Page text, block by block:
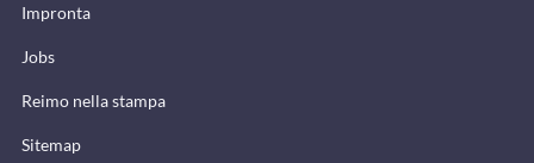
Impronta
Jobs
Reimo nella stampa
Sitemap